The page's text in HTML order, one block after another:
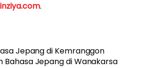
.
Jepang di Kemranggon
Bahasa Jepang di Wanakarsa